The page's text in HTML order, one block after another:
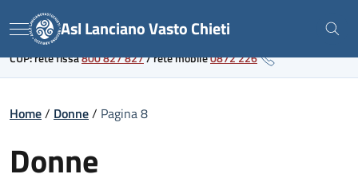
to
content
Link al portale sanitario regionale
Menu Asl Lanciano Vasto Chieti
CUP: rete fissa800 827 827/rete mobile0872 226
Home/ Donne/ Pagina 8
Donne